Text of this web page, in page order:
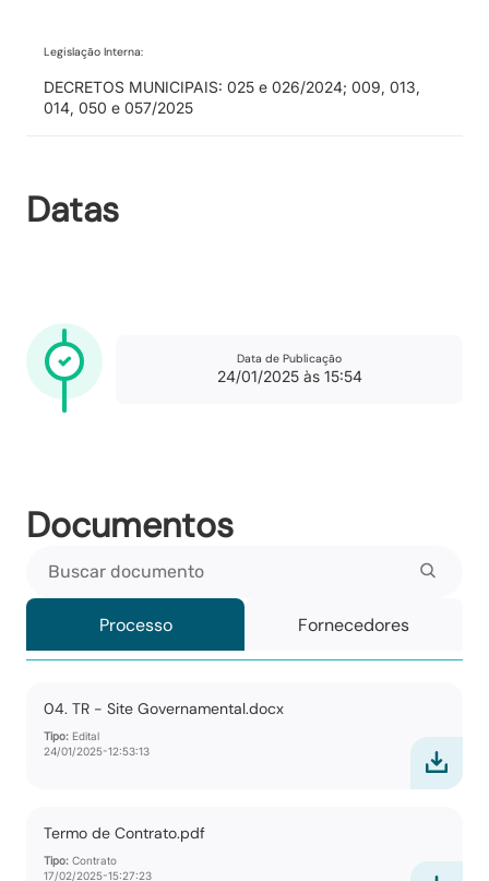
Legislação Interna:
DECRETOS MUNICIPAIS: 025 e 026/2024; 009, 013,
014, 050 e 057/2025
Datas
Data de Publicação
24/01/2025 às 15:54
Documentos
Processo Fornecedores
04. TR - Site Governamental.docx
Tipo: Edital
24/01/2025-12:53:13
Termo de Contrato.pdf
Tipo: Contrato
17/02/2025-15:27:23